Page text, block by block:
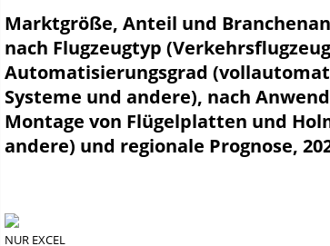
Marktgröße, Anteil und
nach Flugzeugtyp
Automatisierungsgrad
Systeme und andere), nach
Montage von Flügelplatten und
andere) und regionale Prognose,
NUR EXCEL